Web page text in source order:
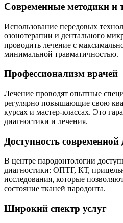
Современные методики и
Использование передовых
озонотерапии и дентального
проводить лечение с
минимальной травматичностью.
Профессионализм врачей
Лечение проводят опытные
регулярно повышающие свою
курсах и мастер-классах. Это
диагностики и лечения.
Доступность современной
В центре пародонтологии
диагностики: ОПТГ, КТ,
исследования, которые
состояние тканей пародонта.
Широкий спектр услуг